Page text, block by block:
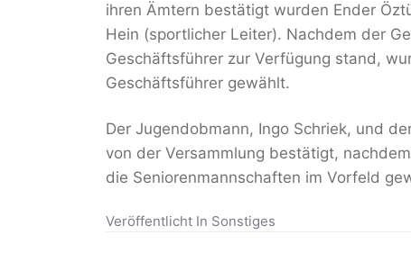
ihren Ämtern bestätigt wurden Ender
Hein (sportlicher Leiter). Nachdem der
Geschäftsführer zur Verfügung stand,
Geschäftsführer gewählt.
Der Jugendobmann, Ingo Schriek, und
von der Versammlung bestätigt,
die Seniorenmannschaften im Vorfeld
Veröffentlicht In Sonstiges